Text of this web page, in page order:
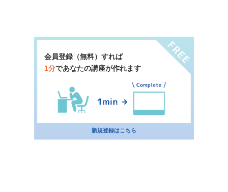
会員登録（無料）すれば
1分であなたの講座が作れます
新規登録はこちら